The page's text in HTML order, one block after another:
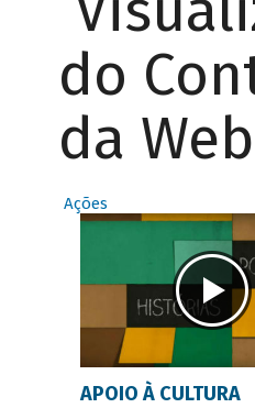
do
da Web
Ações
APOIO À CULTURA